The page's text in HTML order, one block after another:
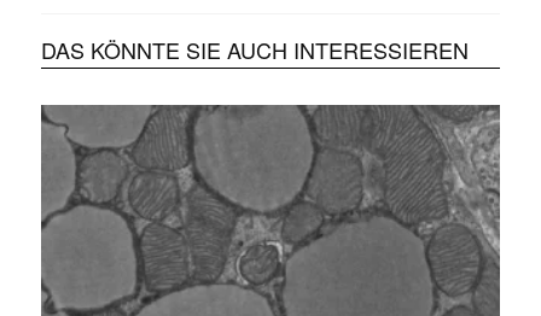
DAS KÖNNTE SIE AUCH INTERESSIEREN